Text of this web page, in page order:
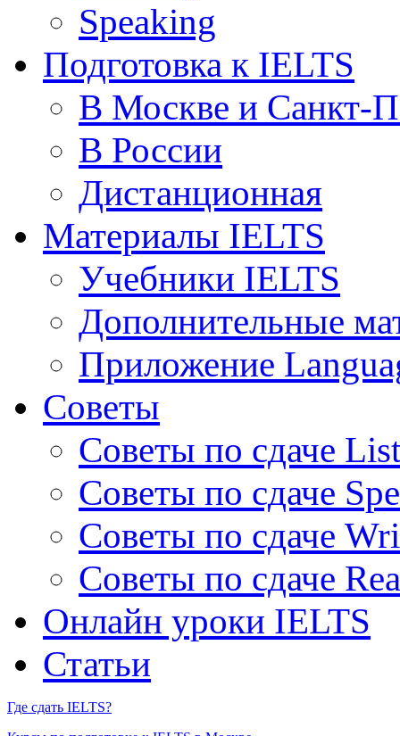
Speaking
Подготовка к IELTS
В Москве и Санкт-
В России
Дистанционная
Материалы IELTS
Учебники IELTS
Дополнительные
Приложение
Советы
Советы по сдаче
Советы по сдаче
Советы по сдаче
Советы по сдаче
Онлайн уроки IELTS
Статьи
Где сдать IELTS?